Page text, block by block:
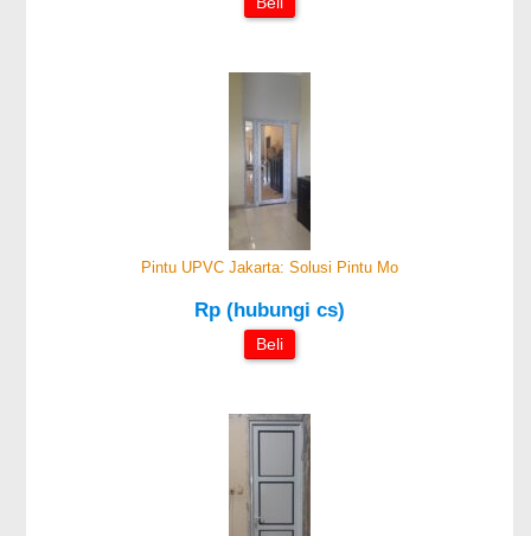
Pintu UPVC Jakarta: Solusi Pintu Mo
Rp (hubungi cs)
Beli